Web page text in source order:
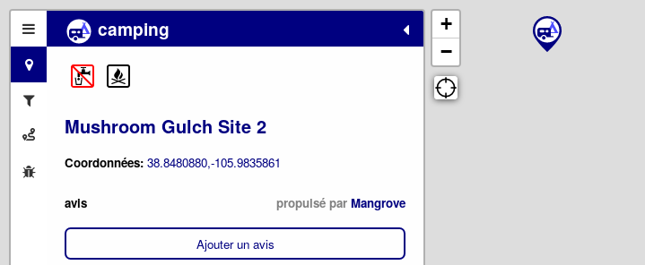
camping
Mushroom Gulch Site 2
Coordonnées: 38.8480880,-105.9835861
avis propulsé par Mangrove
Ajouter un avis
+
−